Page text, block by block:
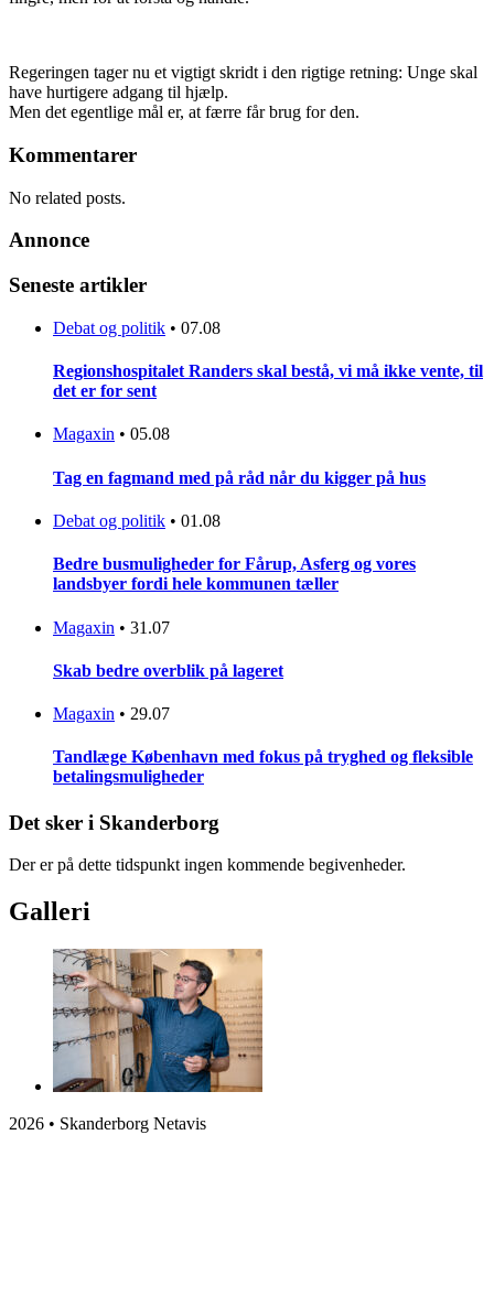
Regeringen tager nu et vigtigt skridt i den rigtige retning: Unge skal
have hurtigere adgang til hjælp.
Men det egentlige mål er, at færre får brug for den.
Kommentarer
No related posts.
Annonce
Seneste artikler
Debat og politik • 07.08
Regionshospitalet Randers skal bestå, vi må ikke vente, til
det er for sent
Magaxin • 05.08
Tag en fagmand med på råd når du kigger på hus
Debat og politik • 01.08
Bedre busmuligheder for Fårup, Asferg og vores
landsbyer fordi hele kommunen tæller
Magaxin • 31.07
Skab bedre overblik på lageret
Magaxin • 29.07
Tandlæge København med fokus på tryghed og fleksible
betalingsmuligheder
Det sker i Skanderborg
Der er på dette tidspunkt ingen kommende begivenheder.
Galleri
2026 • Skanderborg Netavis